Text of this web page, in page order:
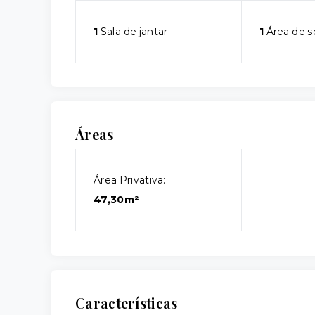
1 Sala de jantar 1Área de
Áreas
Área Privativa:
47,30m²
Características